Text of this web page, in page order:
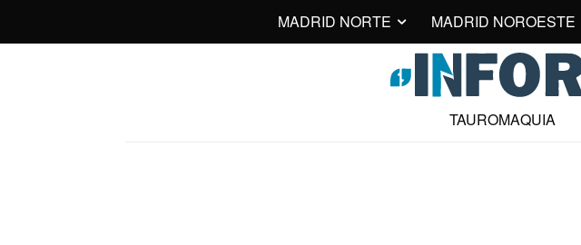
MADRID NORTE MADRID NOROESTE
TAUROMAQUIA